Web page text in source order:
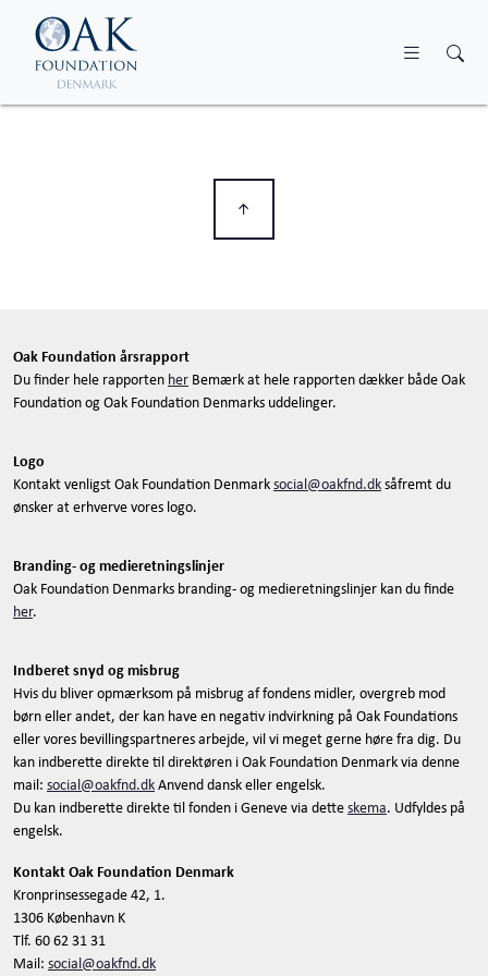
Skip to main content
Oak Foundation årsrapport
Du finder hele rapporten her Bemærk at hele rapporten dækker både Oak
Foundation og Oak Foundation Denmarks uddelinger.
Logo
Kontakt venligst Oak Foundation Denmarksocial@oakfnd.dksåfremt du
ønsker at erhverve vores logo.
Branding- og medieretningslinjer
Oak Foundation Denmarks branding- og medieretningslinjer kan du finde
her.
Indberet snyd og misbrug
Hvis du bliver opmærksom på misbrug af fondens midler, overgreb mod
børn eller andet, der kan have en negativ indvirkning på Oak Foundations
eller vores bevillingspartneres arbejde, vil vi meget gerne høre fra dig. Du
kan indberette direkte til direktøren i Oak Foundation Denmark via denne
mail: social@oakfnd.dkAnvend dansk eller engelsk.
Du kan indberette direkte til fonden i Geneve via detteskema. Udfyldes på
engelsk.
Kontakt Oak Foundation Denmark
Kronprinsessegade 42, 1.
1306 København K
Tlf. 60 62 31 31
Mail: social@oakfnd.dk